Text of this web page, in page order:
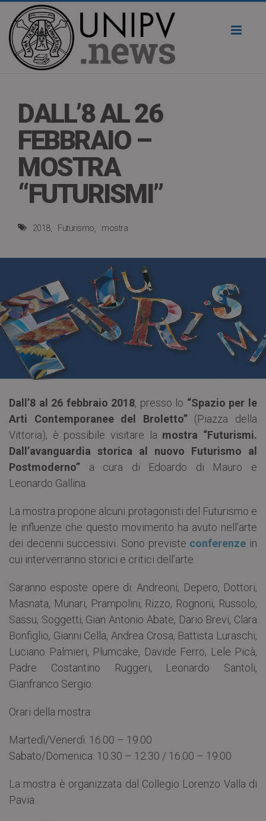
DALL’8 AL 26
FEBBRAIO –
MOSTRA
“FUTURISMI”
2018 Futurismo mostra
Dall’8 al 26 febbraio 2018, presso lo “Spazio per le
Arti Contemporanee del Broletto”(Piazza della
Vittoria), è possibile visitare la mostra “Futurismi.
Dall’avanguardia storica al nuovo Futurismo al
Postmoderno” a cura di Edoardo di Mauro e
Leonardo Gallina.
La mostra propone alcuni protagonisti del Futurismo e
le influenze che questo movimento ha avuto nell’arte
dei decenni successivi. Sono previste conferenze in
cui interverranno storici e critici dell’arte.
Saranno esposte opere di: Andreoni, Depero, Dottori,
Masnata, Munari, Prampolini, Rizzo, Rognoni, Russolo,
Sassu, Soggetti, Gian Antonio Abate, Dario Brevi, Clara
Bonfiglio, Gianni Cella, Andrea Crosa, Battista Luraschi,
Luciano Palmieri, Plumcake, Davide Ferro, Lele Picà,
Padre Costantino Ruggeri, Leonardo Santoli,
Gianfranco Sergio.
Orari della mostra:
Martedì/Venerdì: 16.00 – 19.00
Sabato/Domenica: 10.30 – 12.30 / 16.00 – 19.00
La mostra è organizzata dal Collegio Lorenzo Valla di
Pavia.